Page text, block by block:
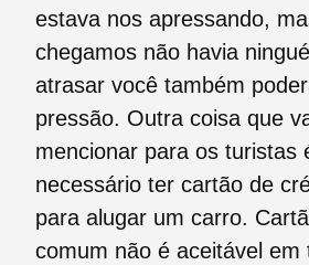
estava nos apressando,
chegamos não havia
atrasar você também
pressão. Outra coisa que
mencionar para os turistas
necessário ter cartão de
para alugar um carro.
comum não é aceitável em